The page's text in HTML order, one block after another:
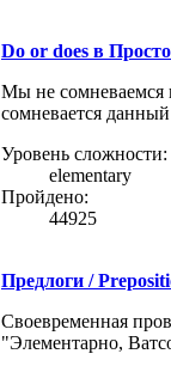
Do or does в
Мы не сомневаемся
сомневается
Уровень сложности:
elementary
Пройдено:
44925
Предлоги /
Своевременная
"Элементарно,